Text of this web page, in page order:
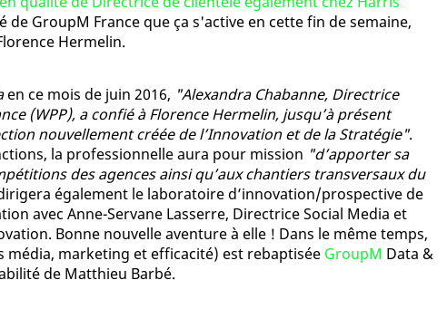
de GroupM France que ça s'active en cette fin de semaine,
Hermelin.
en ce mois de juin 2016, "Alexandra Chabanne, Directrice
(WPP), a confié à Florence Hermelin, jusqu’à présent
nouvellement créée de l’Innovation et de la Stratégie".
la professionnelle aura pour mission "d’apporter sa
des agences ainsi qu’aux chantiers transversaux du
également le laboratoire d’innovation/prospective de
avec Anne-Servane Lasserre, Directrice Social Media et
Bonne nouvelle aventure à elle ! Dans le même temps,
média, marketing et efficacité) est rebaptisée GroupM Data &
de Matthieu Barbé.